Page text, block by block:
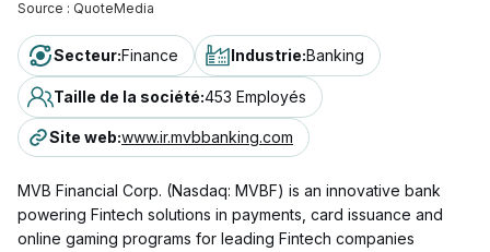
Source : QuoteMedia
Secteur:Finance Industrie:Banking
Taille de la société:453 Employés
Site web:www.ir.mvbbanking.com
MVB Financial Corp. (Nasdaq: MVBF) is an innovative bank
powering Fintech solutions in payments, card issuance and
online gaming programs for leading Fintech companies